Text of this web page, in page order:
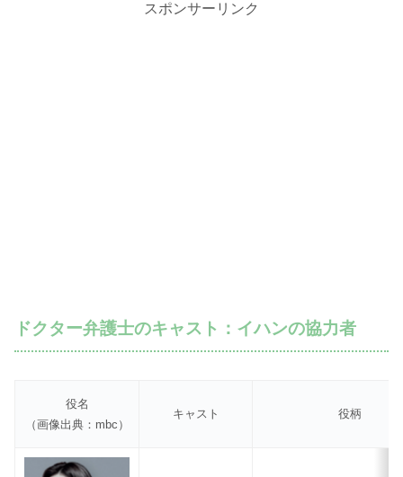
スポンサーリンク
ドクター弁護士のキャスト：イハンの協力者
役名
（画像出典：mbc）
キャスト 役柄